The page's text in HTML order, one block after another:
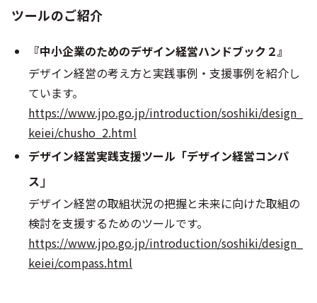
ツールのご紹介
『中小企業のためのデザイン経営ハンドブック２』
デザイン経営の考え方と実践事例・支援事例を紹介し
ています。
https://www.jpo.go.jp/introduction/soshiki/design_
keiei/chusho_2.html
デザイン経営実践支援ツール「デザイン経営コンパ
ス 」
デザイン経営の取組状況の把握と未来に向けた取組の
検討を支援するためのツールです。
https://www.jpo.go.jp/introduction/soshiki/design_
keiei/compass.html